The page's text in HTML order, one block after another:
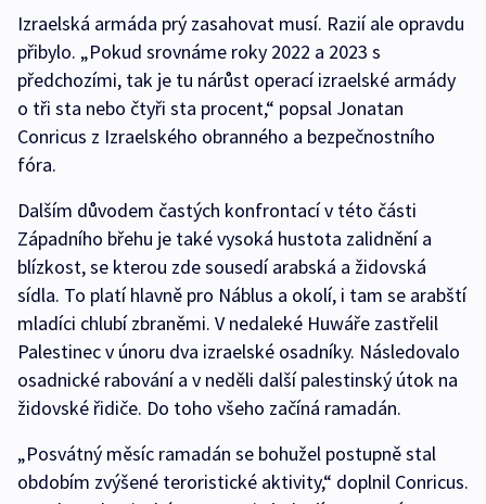
Izraelská armáda prý zasahovat musí. Razií ale opravdu
přibylo. „Pokud srovnáme roky 2022 a 2023 s
předchozími, tak je tu nárůst operací izraelské armády
o tři sta nebo čtyři sta procent,“ popsal Jonatan
Conricus z Izraelského obranného a bezpečnostního
fóra.
Dalším důvodem častých konfrontací v této části
Západního břehu je také vysoká hustota zalidnění a
blízkost, se kterou zde sousedí arabská a židovská
sídla. To platí hlavně pro Náblus a okolí, i tam se arabští
mladíci chlubí zbraněmi. V nedaleké Huwáře zastřelil
Palestinec v únoru dva izraelské osadníky. Následovalo
osadnické rabování a v neděli další palestinský útok na
židovské řidiče. Do toho všeho začíná ramadán.
„Posvátný měsíc ramadán se bohužel postupně stal
obdobím zvýšené teroristické aktivity,“ doplnil Conricus.